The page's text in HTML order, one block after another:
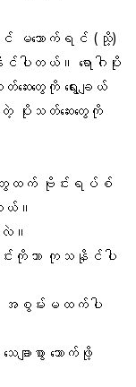
ာင် မသောက်ရင် (သို့)
ပါတယ်။ ရောဂါပိုး
ေးတွေကို ရွေးချယ်
ပိုးသတ်ဆေးတွေကို
းတွေထက် ဗိုင်းရပ်စ်
ယ်။
လဲ။
ြင်းကိုသာ ကုသနိုင်ပါ
အစွမ်းမထက်ပါ
ချာစွာ သောက်ဖို့